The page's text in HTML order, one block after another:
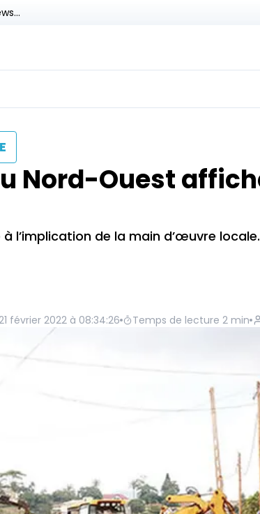
Nord-Ouest
de la main d’œuvre
février 2022 à 08:34:26 Temps de lecture 2 min